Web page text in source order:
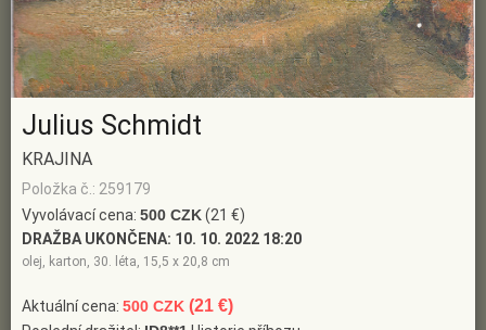
Julius Schmidt
KRAJINA
Položka č.: 259179
Vyvolávací cena: 500 CZK(21 €)
DRAŽBA UKONČENA: 10. 10. 2022 18:20
olej, karton, 30. léta, 15,5 x 20,8 cm
Aktuální cena: 500 CZK (21 €)